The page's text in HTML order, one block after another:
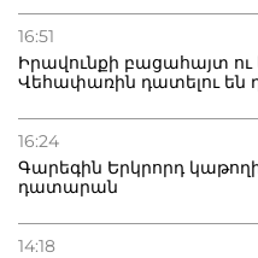
16:51
Իրավունքի բացահայտ
Վեհափառին դատելու են
16:24
Գարեգին Երկրորդ
դատարան
14:18